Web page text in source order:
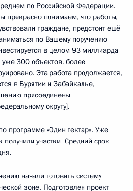
по Российской Федерации.
прекрасно понимаем, что работы,
граждане, предстоит ещё
по Вашему поручению
в целом 93 миллиарда
уже 300 объектов, более
Эта работа продолжается,
в Бурятии и Забайкалье,
присоединены
округу].
программе «Один гектар». Уже
получили участки. Средний срок
начали готовить систему
зоне. Подготовлен проект